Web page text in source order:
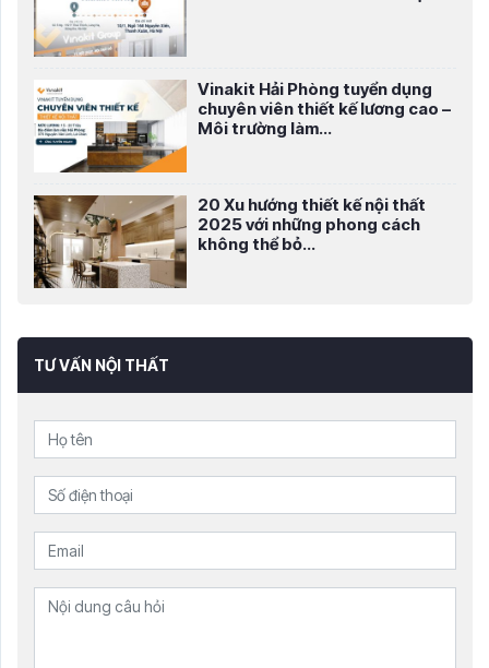
Vinakit Hải Phòng tuyển dụng
chuyên viên thiết kế lương cao –
Môi trường làm...
20 Xu hướng thiết kế nội thất
2025 với những phong cách
không thể bỏ...
TƯ VẤN NỘI THẤT